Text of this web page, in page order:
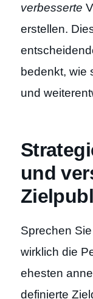
verbesserte
erstellen.
bedenkt, wie
und
und
Sprechen
wirklich die
ehesten
definierte